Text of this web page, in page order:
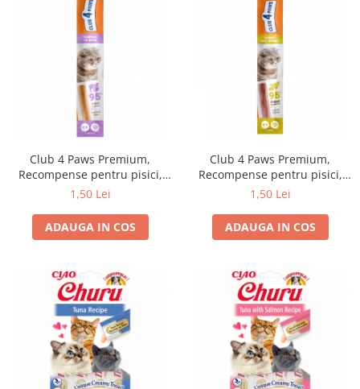
Club 4 Paws Premium,
Recompense pentru pisici,
stick Stick moale pentru pisici,
Gustare savuroasa pentru
rasfatul zilnic al pisicilor
1,50 Lei
ADAUGA IN COS
Club 4 Paws Premium,
Recompense pentru pisici,
stick cu iepure si curcan, 5g
1,50 Lei
ADAUGA IN COS